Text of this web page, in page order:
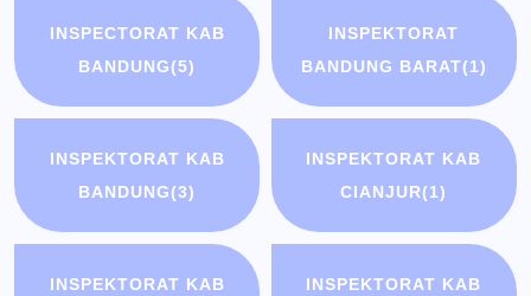
INSPECTORAT KAB
BANDUNG(5)
INSPEKTORAT
BANDUNG BARAT(1)
INSPEKTORAT KAB
BANDUNG(3)
INSPEKTORAT KAB
CIANJUR(1)
INSPEKTORAT KAB
INSPEKTORAT KAB